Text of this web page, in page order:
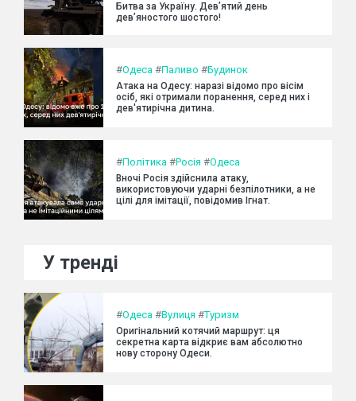
Битва за Україну. Дев’ятий день
дев’яностого шостого!
#Одеса #Паливо #Будинок
Атака на Одесу: наразі відомо про вісім
осіб, які отримали поранення, серед них і
дев'ятирічна дитина.
#Політика #Росія #Одеса
Вночі Росія здійснила атаку,
використовуючи ударні безпілотники, а не
цілі для імітації, повідомив Ігнат.
У тренді
#Одеса #Вулиця #Туризм
Оригінальний котячий маршрут: ця
секретна карта відкриє вам абсолютно
нову сторону Одеси.